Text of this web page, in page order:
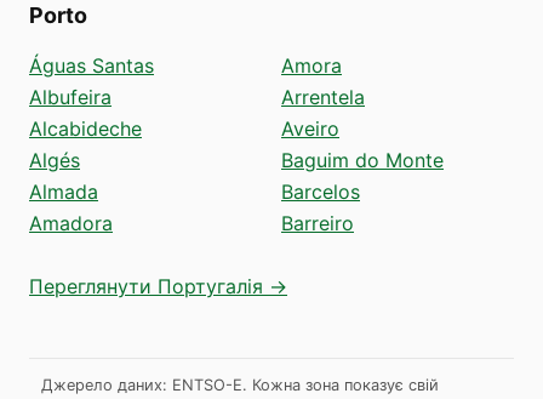
Porto
Águas Santas
Albufeira
Alcabideche
Algés
Almada
Amadora
Amora
Arrentela
Aveiro
Baguim do Monte
Barcelos
Barreiro
Переглянути Португалія →
Джерело даних: ENTSO-E. Кожна зона показує свій